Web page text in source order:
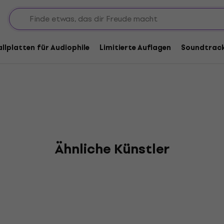
für Audiophile Limitierte Auflagen
Roja
Ähnliche Künstler